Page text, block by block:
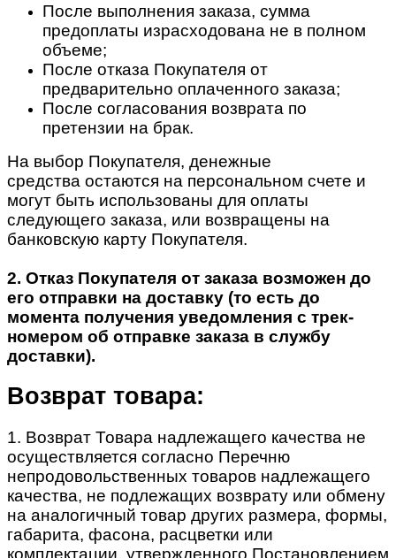
После выполнения заказа, сумма
предоплаты израсходована не в полном
объеме;
После отказа Покупателя от
предварительно оплаченного заказа;
После согласования возврата по
претензии на брак.
На выбор Покупателя, денежные
средства остаются на персональном счете и
могут быть использованы для оплаты
следующего заказа, или возвращены на
банковскую карту Покупателя.
2. Отказ Покупателя от заказа возможен до
его отправки на доставку (то есть до
момента получения уведомления с трек-
номером об отправке заказа в службу
доставки).
Возврат товара:
1. Возврат Товара надлежащего качества не
осуществляется согласно Перечню
непродовольственных товаров надлежащего
качества, не подлежащих возврату или обмену
на аналогичный товар других размера, формы,
габарита, фасона, расцветки или